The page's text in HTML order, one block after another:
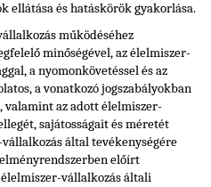
ellátása és hatáskörök gyakorlása.
működéséhez
minőségével, az élelmiszer-
a nyomonkövetéssel és az
a vonatkozó jogszabályokban
az adott élelmiszer-
sajátosságait és méretét
által tevékenységére
előírt
vállalkozás általi